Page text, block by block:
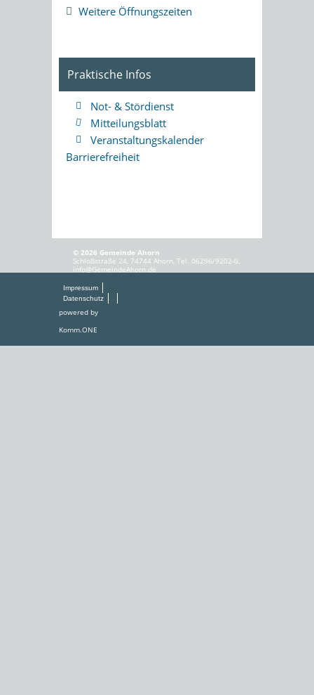
Weitere Öffnungszeiten
Praktische Infos
Not- & Stördienst
Mitteilungsblatt
Veranstaltungskalender
Barrierefreiheit
© 2026 Gemeinde Ahorn
Schloßstraße 24, 74744 Ahorn, Tel. 06296/9202-0,
info@GemeindeAhorn.de
Impressum
Datenschutz
powered by
Komm.ONE